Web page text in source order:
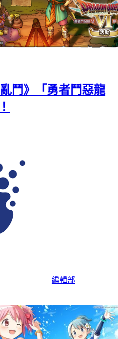
鬥》「勇者鬥惡龍
編輯部